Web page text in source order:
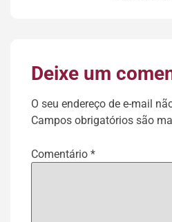
Deixe um
O seu endereço de e-mail
Campos obrigatórios são
Comentário *